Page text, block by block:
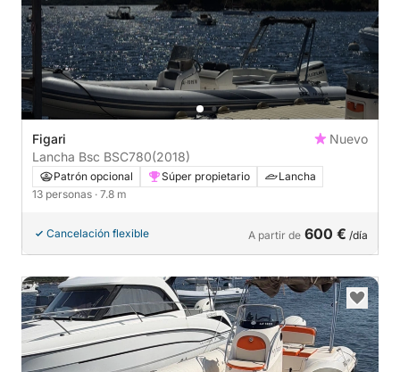
Figari
Nuevo
Lancha Bsc BSC780(2018)
Patrón opcional Súper propietario
Lancha
13 personas · 7.8 m
Cancelación flexible A partir de 600 € /día